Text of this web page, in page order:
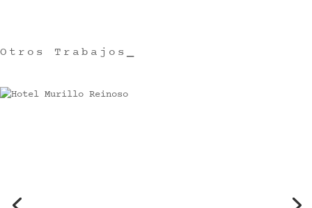
Otros Trabajos